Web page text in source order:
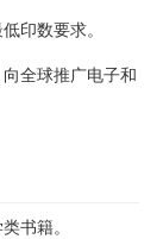
印数要求。
全球推广电子和
书籍。